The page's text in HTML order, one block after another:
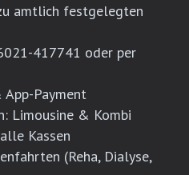
amtlich festgelegten
417741 oder per
Payment
Limousine & Kombi
Kassen
(Reha, Dialyse,